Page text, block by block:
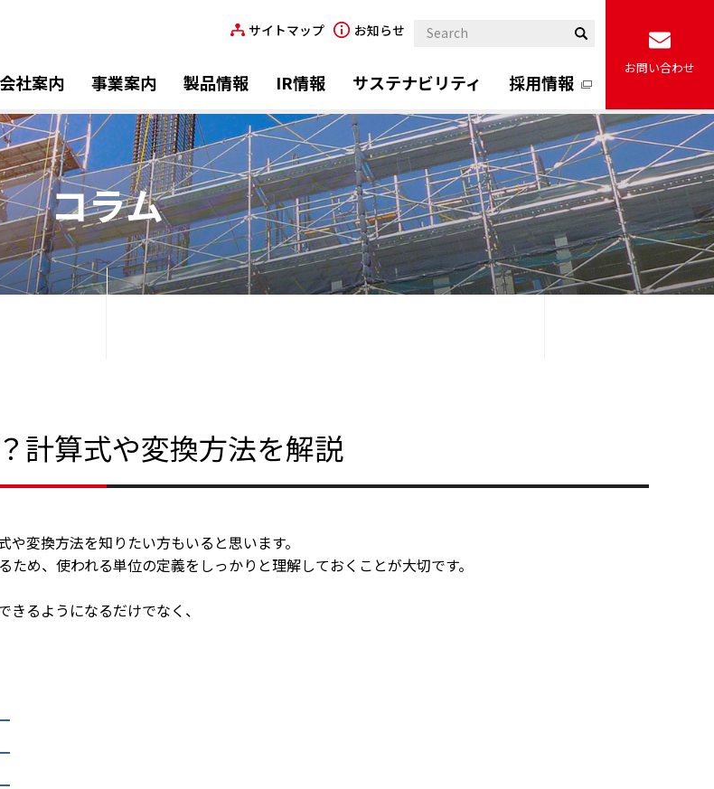
サイトマップ お知らせ Search
会社案内 事業案内 製品情報 IR情報 サステナビリティ 採用情報
お問い合わせ
コラム
計算式や変換方法を解説
変換方法を知りたい方もいると思います。
め、使われる単位の定義をしっかりと理解しておくことが大切です。
るようになるだけでなく、